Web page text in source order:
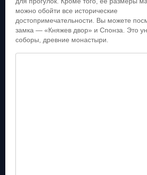
можно обойти все исторические
достопримечательности. Вы можете
замка — «Княжев двор» и Спонза. Это
соборы, древние монастыри.